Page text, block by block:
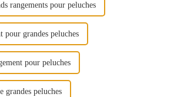
rangements pour peluches
pour grandes peluches
pour peluches
grandes peluches